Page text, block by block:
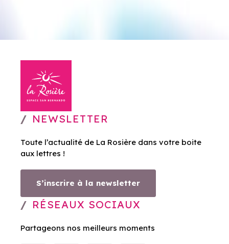
NEWSLETTER
Toute l’actualité de La Rosière dans votre boite
aux lettres !
S’inscrire à la newsletter
RÉSEAUX SOCIAUX
Partageons nos meilleurs moments